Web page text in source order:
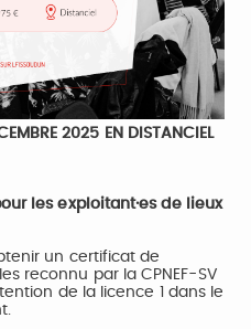
2025 EN DISTANCIEL
les exploitant·es de lieux
un certificat de
reconnu par la CPNEF-SV
de la licence 1 dans le